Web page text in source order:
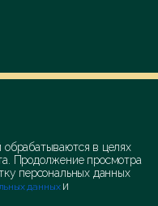
обрабатываются в целях
Продолжение просмотра
персональных данных
данных и